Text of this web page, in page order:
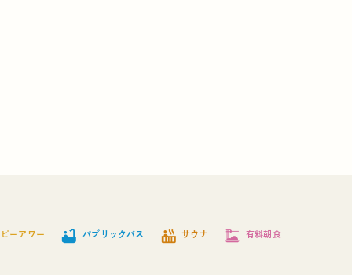
ーアワー bathtub パブリックバス hot_tub サウナ dinner_dining 有料朝食